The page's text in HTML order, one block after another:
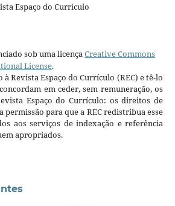
Espaço do Currículo
sob uma licençaCreative Commons
License.
Revista Espaço do Currículo (REC) e tê-lo
em ceder, sem remuneração, os
Espaço do Currículo: os direitos de
permissão para que a REC redistribua esse
aos serviços de indexação e referência
apropriados.